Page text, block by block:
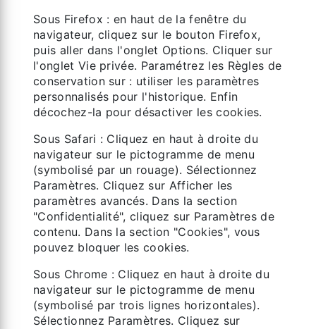
Sous Firefox : en haut de la fenêtre du
navigateur, cliquez sur le bouton Firefox,
puis aller dans l'onglet Options. Cliquer sur
l'onglet Vie privée. Paramétrez les Règles de
conservation sur : utiliser les paramètres
personnalisés pour l'historique. Enfin
décochez-la pour désactiver les cookies.
Sous Safari : Cliquez en haut à droite du
navigateur sur le pictogramme de menu
(symbolisé par un rouage). Sélectionnez
Paramètres. Cliquez sur Afficher les
paramètres avancés. Dans la section
"Confidentialité", cliquez sur Paramètres de
contenu. Dans la section "Cookies", vous
pouvez bloquer les cookies.
Sous Chrome : Cliquez en haut à droite du
navigateur sur le pictogramme de menu
(symbolisé par trois lignes horizontales).
Sélectionnez Paramètres. Cliquez sur